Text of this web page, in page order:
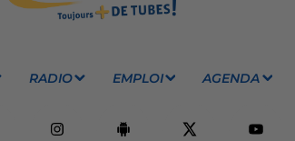
RADIO EMPLOI AGENDA